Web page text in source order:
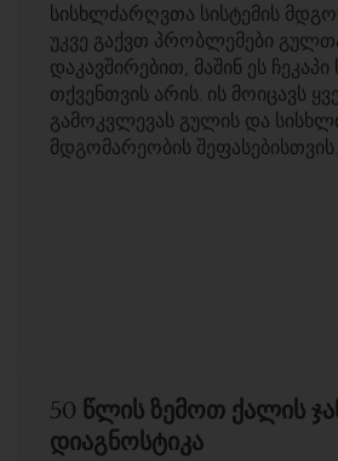
სისხლძარღვთა სისტემის
უკვე გაქვთ პრობლემები
დაკავშირებით, მაშინ ეს
თქვენთვის არის. ის მოიცავს
გამოკვლევას გულის და
მდგომარეობის შეფასებისთვის.
50 წლის ზემოთ ქალის
დიაგნოსტიკა